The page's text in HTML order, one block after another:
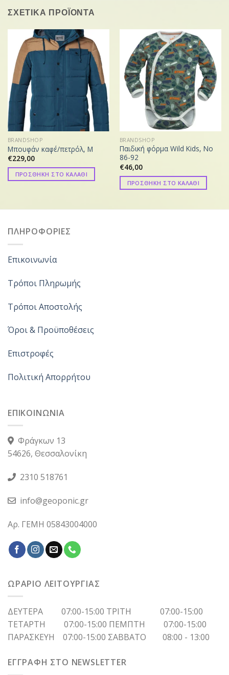
ΣΧΕΤΙΚΑ ΠΡΟΪΟΝΤΑ
BRANDSHOP
Μπουφάν καφέ/πετρόλ, M
€229,00
ΠΡΟΣΘΗΚΗ ΣΤΟ ΚΑΛΑΘΙ
BRANDSHOP
Παιδική φόρμα Wild Kids, Νο
86-92
€46,00
ΠΡΟΣΘΗΚΗ ΣΤΟ ΚΑΛΑΘΙ
ΠΛΗΡΟΦΟΡΙΕΣ
Επικοινωνία
Τρόποι Πληρωμής
Τρόποι Αποστολής
Όροι & Προϋποθέσεις
Επιστροφές
Πολιτική Απορρήτου
ΕΠΙΚΟΙΝΩΝΙΑ
Φράγκων 13
54626, Θεσσαλονίκη
2310 518761
info@geoponic.gr
Αρ. ΓΕΜΗ 05843004000
ΩΡΑΡΙΟ ΛΕΙΤΟΥΡΓΙΑΣ
ΔΕΥΤΕΡΑ 07:00-15:00 ΤΡΙΤΗ 07:00-15:00
ΤΕΤΑΡΤΗ 07:00-15:00 ΠΕΜΠΤΗ 07:00-15:00
ΠΑΡΑΣΚΕΥΗ 07:00-15:00 ΣΑΒΒΑΤΟ 08:00 - 13:00
ΕΓΓΡΑΦΗ ΣΤΟ NEWSLETTER